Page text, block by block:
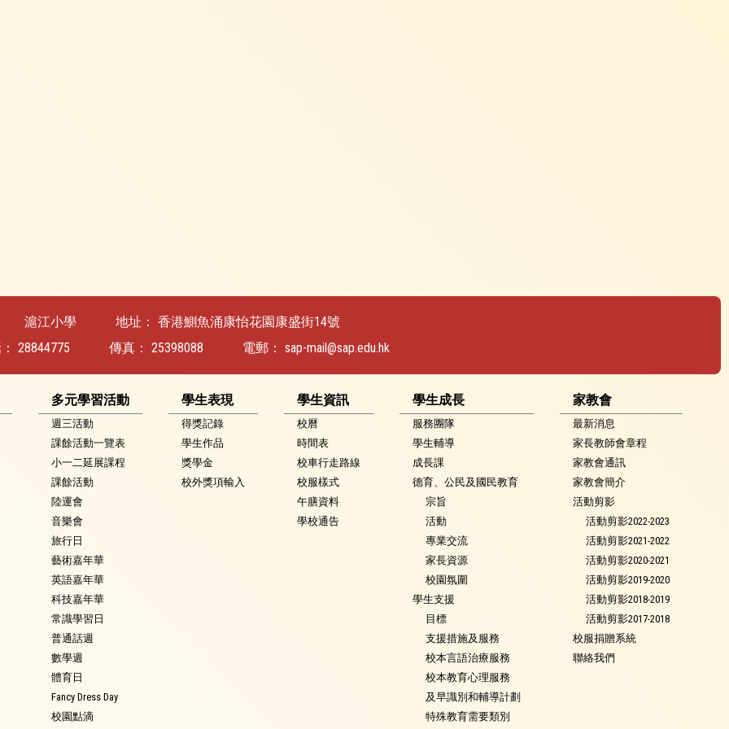
滬江小學 地址： 香港鰂魚涌康怡花園康盛街14號
28844775 傳真： 25398088 電郵： sap-mail@sap.edu.hk
多元學習活動
週三活動
課餘活動一覽表
小一二延展課程
課餘活動
陸運會
音樂會
旅行日
藝術嘉年華
英語嘉年華
科技嘉年華
常識學習日
普通話週
數學週
體育日
Fancy Dress Day
校園點滴
學生表現
得獎記錄
學生作品
獎學金
校外獎項輸入
學生資訊
校曆
時間表
校車行走路線
校服樣式
午膳資料
學校通告
學生成長
服務團隊
學生輔導
成長課
德育、公民及國民教育
宗旨
活動
專業交流
家長資源
校園氛圍
學生支援
目標
支援措施及服務
校本言語治療服務
校本教育心理服務
及早識別和輔導計劃
特殊教育需要類別
家教會
最新消息
家長教師會章程
家教會通訊
家教會簡介
活動剪影
活動剪影2022-2023
活動剪影2021-2022
活動剪影2020-2021
活動剪影2019-2020
活動剪影2018-2019
活動剪影2017-2018
校服捐贈系統
聯絡我們